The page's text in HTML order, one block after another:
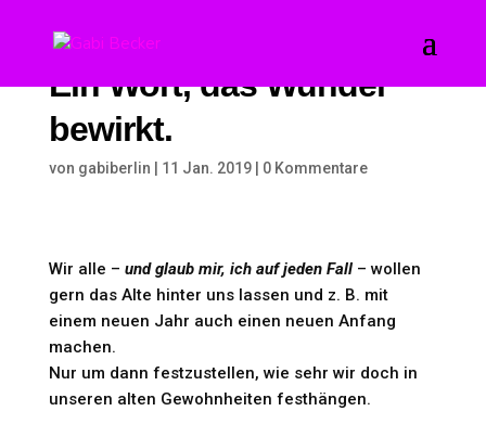
Ein Wort, das Wunder
bewirkt.
von gabiberlin 11 Jan. 2019| 0 Kommentare
Wir alle – und glaub mir, ich auf jeden Fall– wollen
gern das Alte hinter uns lassen und z. B. mit
einem neuen Jahr auch einen neuen Anfang
machen.
Nur um dann festzustellen, wie sehr wir doch in
unseren alten Gewohnheiten festhängen.